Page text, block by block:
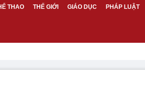
THAO THẾ GIỚI GIÁO DỤC PHÁP LUẬT